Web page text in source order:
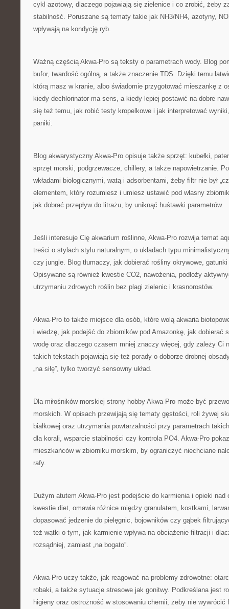
cykl azotowy, dlaczego pojawiają się zielenice i co zrobić, żeby
stabilność. Poruszane są tematy takie jak NH3/NH4, azotyny,
wpływają na kondycję ryb.
Ważną częścią Akwa-Pro są teksty o parametrach wody. Blog
bufor, twardość ogólną, a także znaczenie TDS. Dzięki temu
którą masz w kranie, albo świadomie przygotować mieszankę z
kiedy dechlorinator ma sens, a kiedy lepiej postawić na dobre
się też temu, jak robić testy kropelkowe i jak interpretować
paniki.
Blog akwarystyczny Akwa-Pro opisuje także sprzęt: kubełki,
sprzęt morski, podgrzewacze, chillery, a także napowietrzanie.
wkładami biologicznymi, watą i adsorbentami, żeby filtr nie był
elementem, który rozumiesz i umiesz ustawić pod własny
jak dobrać przepływ do litrażu, by uniknąć huśtawki parametrów.
Jeśli interesuje Cię akwarium roślinne, Akwa-Pro rozwija temat
treści o stylach stylu naturalnym, o układach typu
czy jungle. Blog tłumaczy, jak dobierać rośliny okrywowe,
Opisywane są również kwestie CO2, nawożenia, podłoży
utrzymaniu zdrowych roślin bez plagi zielenic i krasnorostów.
Akwa-Pro to także miejsce dla osób, które wolą akwaria
i wiedzę, jak podejść do zbiorników pod Amazonkę, jak dobierać
wodę oraz dlaczego czasem mniej znaczy więcej, gdy zależy Ci
takich tekstach pojawiają się też porady o doborze drobnej
„na siłę”, tylko tworzyć sensowny układ.
Dla miłośników morskiej strony hobby Akwa-Pro może być
morskich. W opisach przewijają się tematy gęstości, roli żywej
białkowej oraz utrzymania powtarzalności przy parametrach
dla korali, wsparcie stabilności czy kontrola PO4. Akwa-Pro
mieszkańców w zbiorniku morskim, by ograniczyć niechciane
rafy.
Dużym atutem Akwa-Pro jest podejście do karmienia i opieki nad
kwestie diet, omawia różnice między granulatem, kostkami,
dopasować jedzenie do pielęgnic, bojowników czy gąbek
też wątki o tym, jak karmienie wpływa na obciążenie filtracji i
rozsądniej, zamiast „na bogato”.
Akwa-Pro uczy także, jak reagować na problemy zdrowotne:
robaki, a także sytuacje stresowe jak gonitwy. Podkreślana jest
higieny oraz ostrożność w stosowaniu chemii, żeby nie wywrócić